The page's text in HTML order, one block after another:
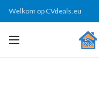
Welkom op CVdeals.eu